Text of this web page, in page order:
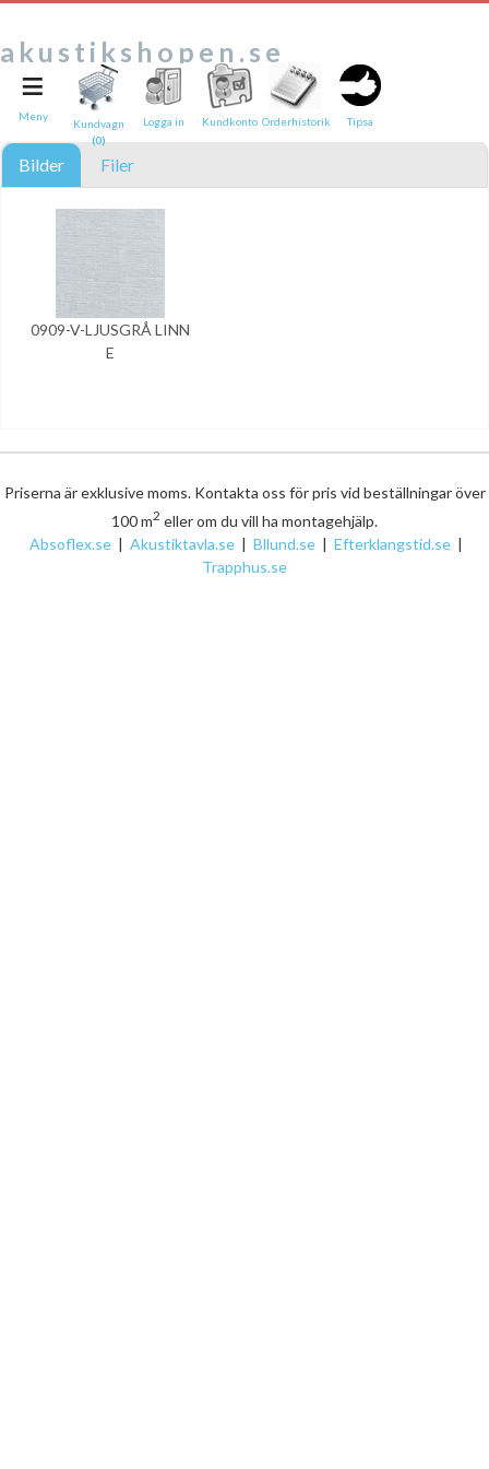
akustikshopen.se
Bilder Filer
0909-V-LJUSGRÅ LINN
E
≡
Meny
Kundvagn
(0)
Logga in Kundkonto Orderhistorik Tipsa
Priserna är exklusive moms. Kontakta oss för pris vid beställningar över
100 m2 eller om du vill ha montagehjälp.
Absoflex.se | Akustiktavla.se | Bllund.se | Efterklangstid.se |
Trapphus.se
Tipsa en vän:
e-post*